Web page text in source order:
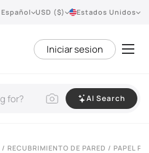
Español USD ($) Estados Unidos
Iniciar sesion
AI Search
/ RECUBRIMIENTO DE PARED / PAPEL